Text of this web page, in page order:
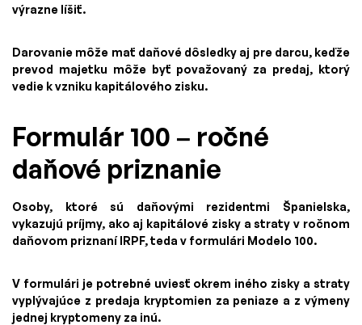
výrazne líšiť.
Darovanie môže mať daňové dôsledky aj pre darcu, keďže
prevod majetku môže byť považovaný za predaj, ktorý
vedie k vzniku kapitálového zisku.
Formulár 100 – ročné
daňové priznanie
Osoby, ktoré sú daňovými rezidentmi Španielska,
vykazujú príjmy, ako aj kapitálové zisky a straty v ročnom
daňovom priznaní IRPF, teda v formulári Modelo 100.
V formulári je potrebné uviesť okrem iného zisky a straty
vyplývajúce z predaja kryptomien za peniaze a z výmeny
jednej kryptomeny za inú.